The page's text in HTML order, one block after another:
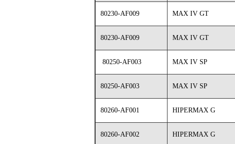
80230-AF009 MAX IV GT
80230-AF009 MAX IV GT
80250-AF003 MAX IV SP
80250-AF003 MAX IV SP
80260-AF001 HIPERMAX G
80260-AF002 HIPERMAX G